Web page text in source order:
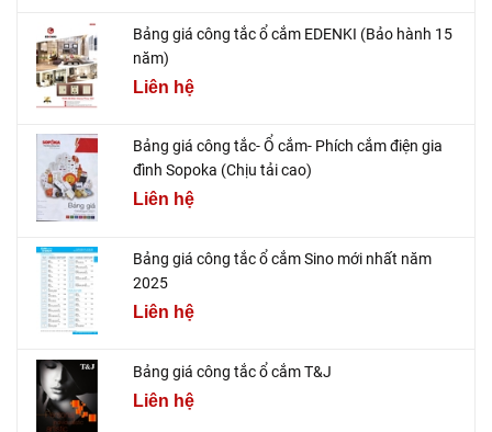
Bảng giá công tắc ổ cắm EDENKI (Bảo hành 15
năm)
Liên hệ
Bảng giá công tắc- Ổ cắm- Phích cắm điện gia
đình Sopoka (Chịu tải cao)
Liên hệ
Bảng giá công tắc ổ cắm Sino mới nhất năm
2025
Liên hệ
Bảng giá công tắc ổ cắm T&J
Liên hệ